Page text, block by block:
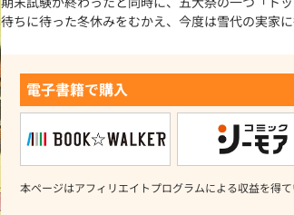
待ちに待った冬休みをむかえ、今度は雪代の実
電子書籍で購入
本ページはアフィリエイトプログラムによる収益を得